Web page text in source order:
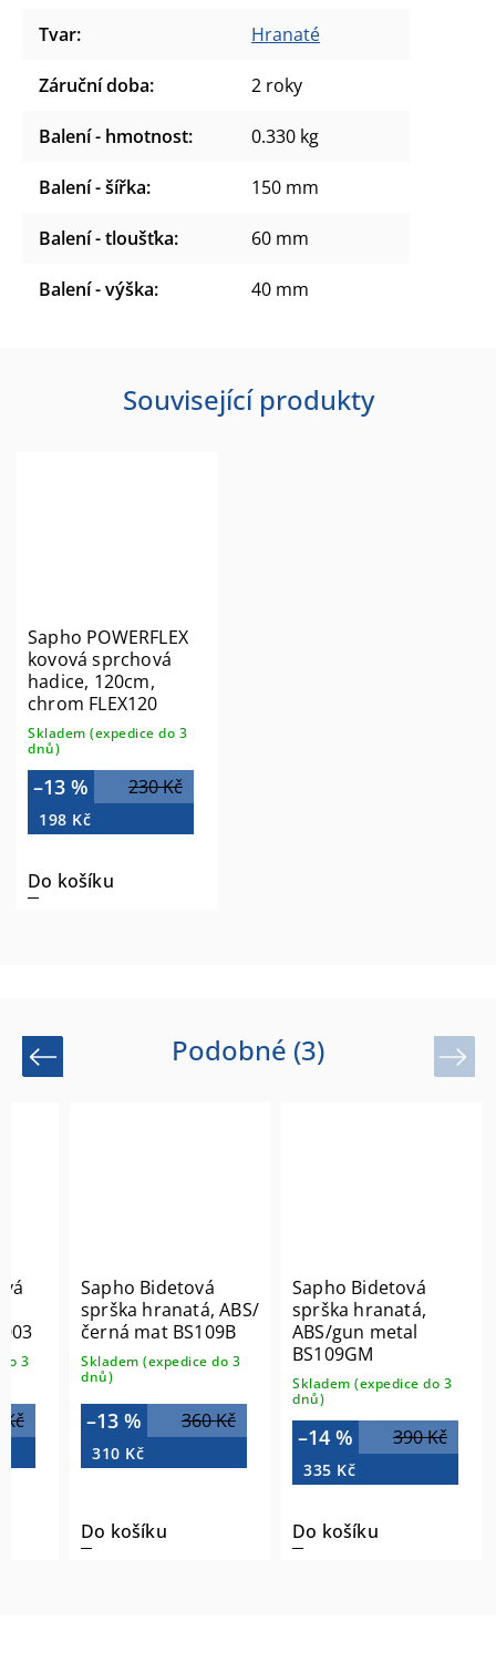
Tvar: Hranaté
Záruční doba: 2 roky
Balení - hmotnost: 0.330 kg
Balení - šířka: 150 mm
Balení - tloušťka: 60 mm
Balení - výška: 40 mm
Související produkty
Sapho POWERFLEX
kovová sprchová
hadice, 120cm,
chrom FLEX120
Skladem (expedice do 3
dnů)
230 Kč
–13 %
198 Kč
Do košíku
Podobné (3)
Previous
3
Sapho Bidetová
sprška hranatá, ABS/
černá mat BS109B
Skladem (expedice do 3
dnů)
360 Kč
–13 %
310 Kč
Do košíku
Sapho Bidetová
sprška hranatá,
ABS/gun metal
BS109GM
Skladem (expedice do 3
dnů)
390 Kč
–14 %
335 Kč
Do košíku
Next